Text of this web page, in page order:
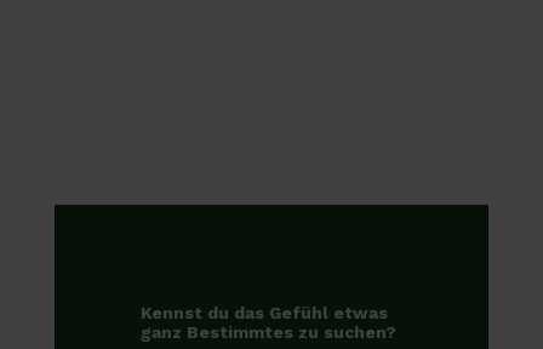
Kennst du das Gefühl etwas
ganz Bestimmtes zu suchen?